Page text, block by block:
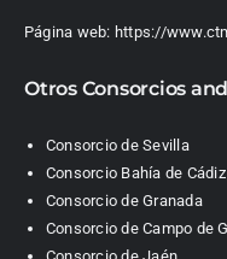
Página web: https://
Otros Consorcios
Consorcio de Sevilla
Consorcio Bahía de Cádiz
Consorcio de Granada
Consorcio de Campo de